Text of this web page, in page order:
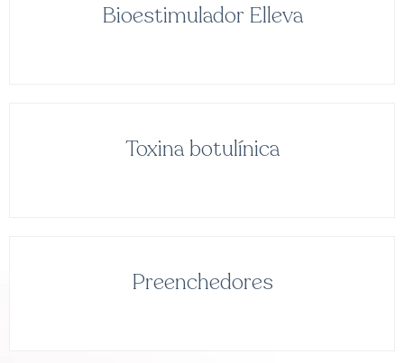
Bioestimulador Elleva
Toxina botulínica
Preenchedores